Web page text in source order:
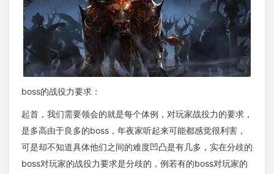
boss的战役力要求：
起首，我们需要领会的就是每个体例，对玩家战役力的要求，
是多高由于良多的boss，年夜家听起来可能都感觉很利害，
可是却不知道具体他们之间的难度凹凸是有几多，实在分歧的
boss对玩家的战役力要求是分歧的，例若有的boss对玩家的